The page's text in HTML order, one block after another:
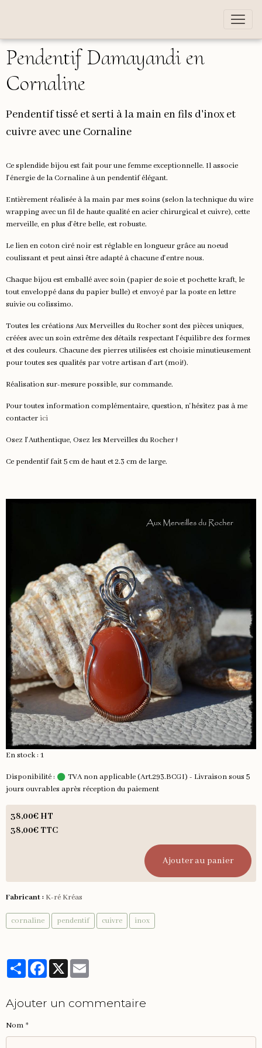
Pendentif Damayandi en
Cornaline
Pendentif tissé et serti à la main en fils d'inox et
cuivre avec une Cornaline
Ce splendide bijou est fait pour une femme exceptionnelle. Il associe
l'énergie de la Cornaline à un pendentif élégant.
Entièrement réalisée à la main par mes soins (selon la technique du wire
wrapping avec un fil de haute qualité en acier chirurgical et cuivre), cette
merveille, en plus d'être belle, est robuste.
Le lien en coton ciré noir est réglable en longueur grâce au noeud
coulissant et peut ainsi être adapté à chacune d'entre nous.
Chaque bijou est emballé avec soin (papier de soie et pochette kraft, le
tout enveloppé dans du papier bulle) et envoyé par la poste en lettre
suivie ou colissimo.
Toutes les créations Aux Merveilles du Rocher sont des pièces uniques,
créées avec un soin extrême des détails respectant l'équilibre des formes
et des couleurs. Chacune des pierres utilisées est choisie minutieusement
pour toutes ses qualités par votre artisan d'art (moi!).
Réalisation sur-mesure possible, sur commande.
Pour toutes information complémentaire, question, n'hésitez pas à me
contacter ici
Osez l'Authentique, Osez les Merveilles du Rocher !
Ce pendentif fait 5 cm de haut et 2.3 cm de large.
En stock : 1
Disponibilité :
TVA non applicable (Art.293.BCGI) - Livraison sous 5
jours ouvrables après réception du paiement
38,00€ HT
38,00€ TTC
Ajouter au panier
Fabricant : K-ré Kréas
cornaline pendentif cuivre inox
PartagerFacebook
X
Ajouter un commentaire
Nom